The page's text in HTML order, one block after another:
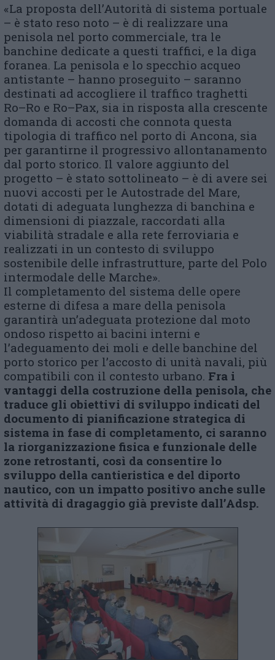
«La proposta dell’Autorità di sistema portuale
– è stato reso noto – è di realizzare una
penisola nel porto commerciale, tra le
banchine dedicate a questi traffici, e la diga
foranea. La penisola e lo specchio acqueo
antistante – hanno proseguito – saranno
destinati ad accogliere il traffico traghetti
Ro–Ro e Ro–Pax, sia in risposta alla crescente
domanda di accosti che connota questa
tipologia di traffico nel porto di Ancona, sia
per garantirne il progressivo allontanamento
dal porto storico. Il valore aggiunto del
progetto – è stato sottolineato – è di avere sei
nuovi accosti per le Autostrade del Mare,
dotati di adeguata lunghezza di banchina e
dimensioni di piazzale, raccordati alla
viabilità stradale e alla rete ferroviaria e
realizzati in un contesto di sviluppo
sostenibile delle infrastrutture, parte del Polo
intermodale delle Marche».
Il completamento del sistema delle opere
esterne di difesa a mare della penisola
garantirà un’adeguata protezione dal moto
ondoso rispetto ai bacini interni e
l’adeguamento dei moli e delle banchine del
porto storico per l’accosto di unità navali, più
compatibili con il contesto urbano. Fra i
vantaggi della costruzione della penisola, che
traduce gli obiettivi di sviluppo indicati del
documento di pianificazione strategica di
sistema in fase di completamento, ci saranno
la riorganizzazione fisica e funzionale delle
zone retrostanti, così da consentire lo
sviluppo della cantieristica e del diporto
nautico, con un impatto positivo anche sulle
attività di dragaggio già previste dall’Adsp.